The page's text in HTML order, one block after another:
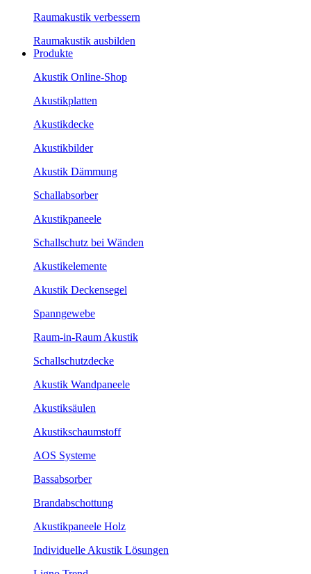
Raumakustik verbessern
Raumakustik ausbilden
Produkte
Akustik Online-Shop
Akustikplatten
Akustikdecke
Akustikbilder
Akustik Dämmung
Schallabsorber
Akustikpaneele
Schallschutz bei Wänden
Akustikelemente
Akustik Deckensegel
Spanngewebe
Raum-in-Raum Akustik
Schallschutzdecke
Akustik Wandpaneele
Akustiksäulen
Akustikschaumstoff
AOS Systeme
Bassabsorber
Brandabschottung
Akustikpaneele Holz
Individuelle Akustik Lösungen